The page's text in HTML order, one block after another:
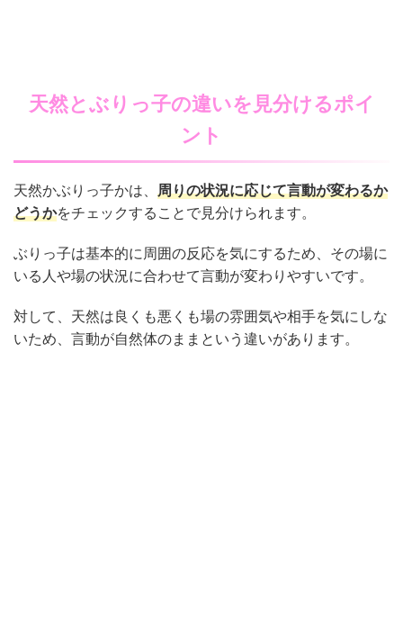
天然とぶりっ子の違いを見分けるポイ
ント
天然かぶりっ子かは、 周りの状況に応じて言動が変わるか
どうかをチェックすることで見分けられます。
ぶりっ子は基本的に周囲の反応を気にするため、その場に
いる人や場の状況に合わせて言動が変わりやすいです。
対して、天然は良くも悪くも場の雰囲気や相手を気にしな
いため、言動が自然体のままという違いがあります。